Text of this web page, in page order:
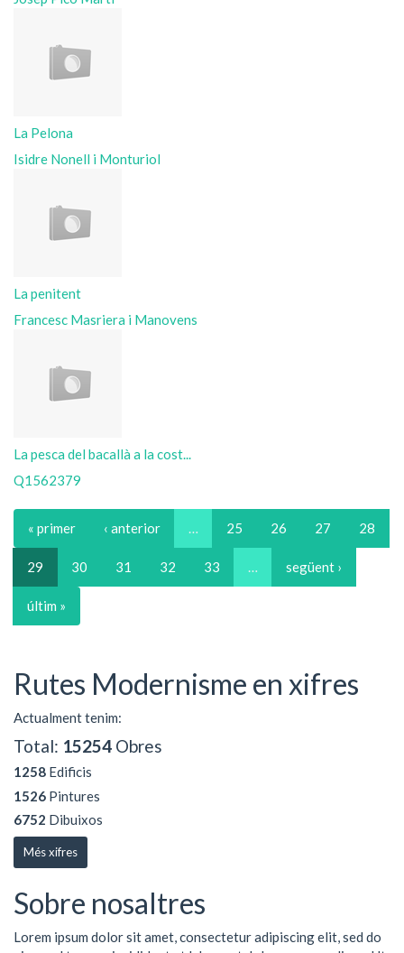
La Pelona
Isidre Nonell i Monturiol
La penitent
Francesc Masriera i Manovens
La pesca del bacallà a la cost...
Q1562379
« primer ‹ anterior 25 26 27 28
29 30 31 32 33 següent ›
últim »
Rutes Modernisme en xifres
Actualment tenim:
Total: 15254 Obres
1258 Edificis
1526 Pintures
6752 Dibuixos
Més xifres
Sobre nosaltres
Lorem ipsum dolor sit amet, consectetur adipiscing elit, sed do